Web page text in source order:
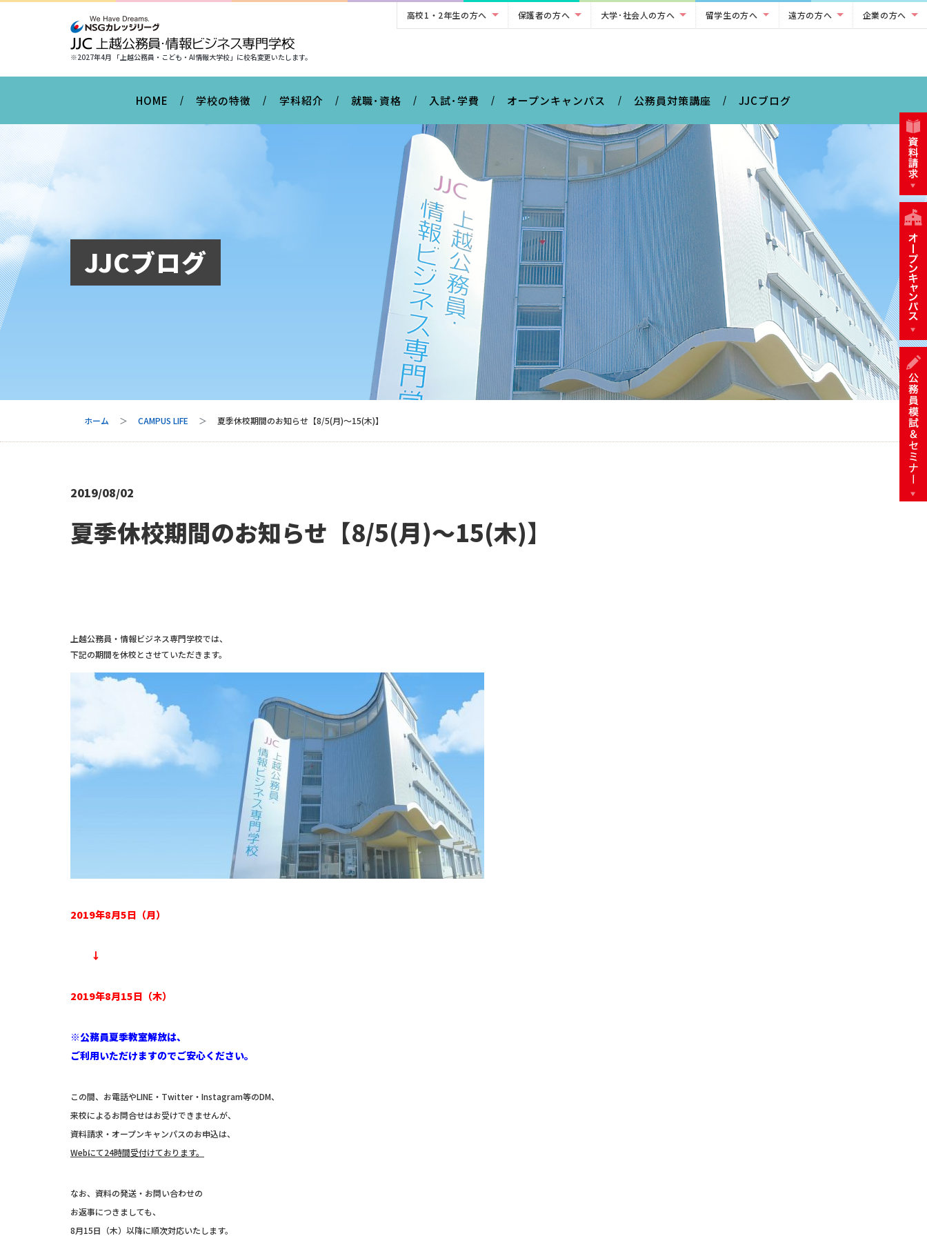
高校1・2年生の方へ 保護者の方へ 大学･社会人の方へ 留学生の方へ 遠方の方へ 企業の方へ
※2027年4月 「上越公務員・こども・AI情報大学校」に校名変更いたします。
HOME 学校の特徴 学科紹介 就職･資格 入試･学費 オープンキャンパス 公務員対策講座 JJCブログ
JJCブログ
ホーム CAMPUS LIFE 夏季休校期間のお知らせ【8/5(月)～15(木)】
2019/08/02
夏季休校期間のお知らせ【8/5(月)～15(木)】
上越公務員・情報ビジネス専門学校では、
下記の期間を休校とさせていただきます。
2019年8月5日（月）
↓
2019年8月15日（木）
※公務員夏季教室解放は、
ご利用いただけますのでご安心ください。
この間、お電話やLINE・Twitter・Instagram等のDM、
来校によるお問合せはお受けできませんが、
資料請求・オープンキャンパスのお申込は、
Webにて24時間受付けております。
なお、資料の発送・お問い合わせの
お返事につきましても、
8月15日（木）以降に順次対応いたします。